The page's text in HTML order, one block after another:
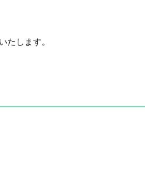
します。